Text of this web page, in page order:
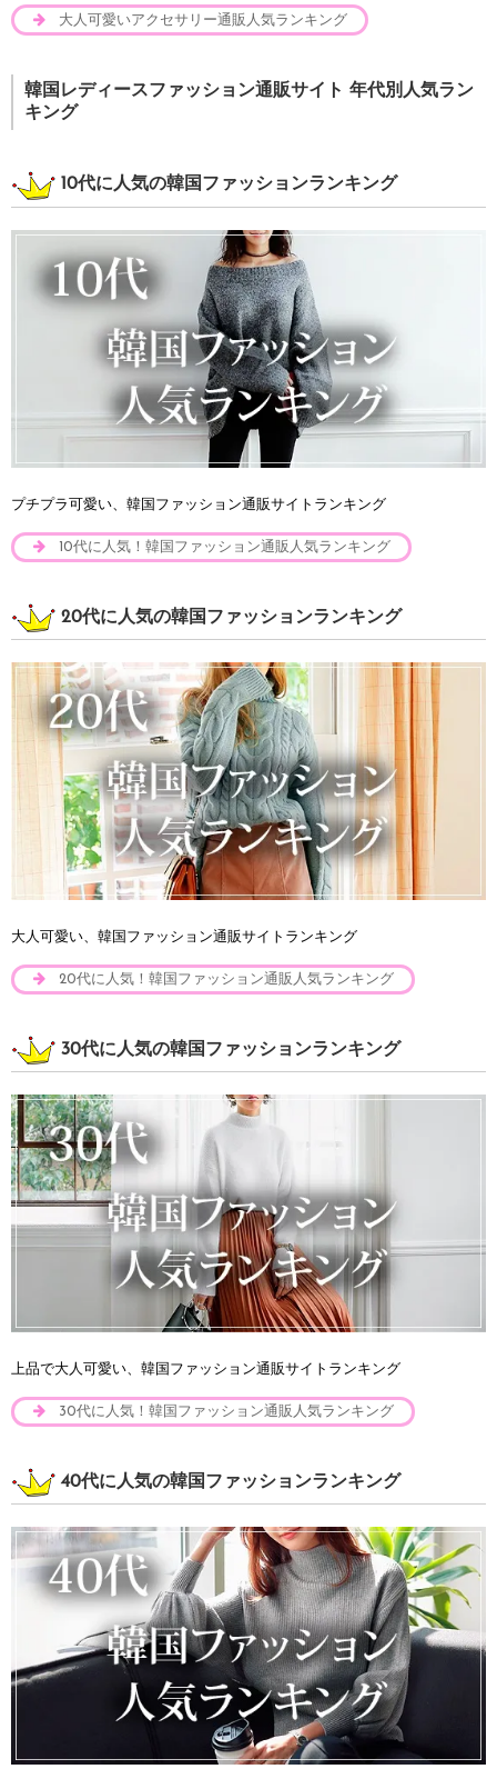
大人可愛いアクセサリー通販人気ランキング
韓国レディースファッション通販サイト 年代別人気ラン
キング
10代に人気の韓国ファッションランキング
プチプラ可愛い、韓国ファッション通販サイトランキング
10代に人気！韓国ファッション通販人気ランキング
20代に人気の韓国ファッションランキング
大人可愛い、韓国ファッション通販サイトランキング
20代に人気！韓国ファッション通販人気ランキング
30代に人気の韓国ファッションランキング
上品で大人可愛い、韓国ファッション通販サイトランキング
30代に人気！韓国ファッション通販人気ランキング
40代に人気の韓国ファッションランキング